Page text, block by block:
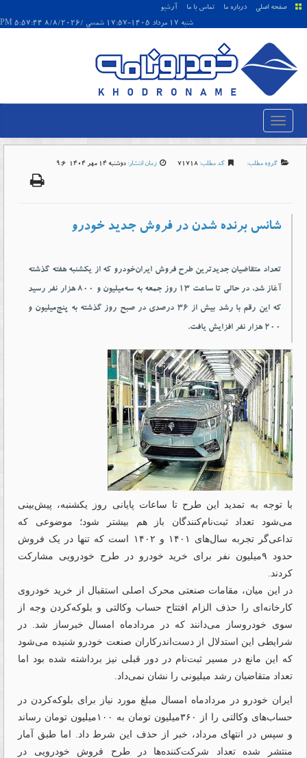
صفحه اصلی درباره ما تماس با ما
آرشیو
شنبه 17 مرداد 1405-17:57 شمسی /8/8/2026 5:57:44 PM
گروه مطلب: کد مطلب: 71718 زمان انتشار: دوشنبه 14 مهر 1404-9:6
شانس برنده شدن در فروش جدید خودرو
تعداد متقاضیان جدیدترین طرح فروش ایران‌خودرو که از یکشنبه هفته گذشته
آغاز شد، در حالی تا ساعت ۱۳ روز جمعه به سه‌میلیون و ۸۰۰ هزار نفر رسید
که این رقم با رشد بیش از ۳۶ درصدی در صبح روز گذشته به پنج‌میلیون و
۲۰۰ هزار نفر افزایش یافت.
با توجه به تمدید این طرح تا ساعات پایانی روز یکشنبه، پیش‌بینی
می‌شود تعداد ثبت‌نام‌کنندگان باز هم بیشتر شود؛ موضوعی که
تداعی‌گر تجربه سال‌های ۱۴۰۱ و ۱۴۰۲ است که تنها در یک فروش
حدود ۹‌میلیون نفر برای خرید خودرو در طرح خودرویی مشارکت
کردند.
در این میان، مقامات صنعتی محرک اصلی استقبال از خرید خودروی
کارخانه‌ای را حذف الزام افتتاح حساب وکالتی و بلوکه‌کردن وجه از
سوی خودروساز می‌دانند که در مردادماه امسال خبرساز شد. در
شرایطی این استدلال از دست‌اندرکاران صنعت خودرو شنیده می‌شود
که این مانع در مسیر ثبت‌نام در دور قبلی نیز برداشته شده بود اما
تعداد متقاضیان رشد‌ میلیونی را نشان نمی‌داد.
ایران خودرو در مردادماه امسال مبلغ مورد نیاز برای بلوکه‌کردن در
حساب‌های وکالتی را از ۳۶۰‌میلیون تومان به ۱۰۰‌میلیون تومان رساند
و سپس در انتهای مرداد، خبر از حذف این شرط داد. اما طبق آمار
منتشر شده تعداد شرکت‌کننده‌ها در طرح فروش خودرویی در